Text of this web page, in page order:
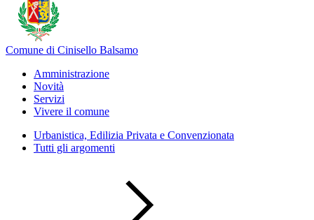
Comune di Cinisello Balsamo
Amministrazione
Novità
Servizi
Vivere il comune
Urbanistica, Edilizia Privata e Convenzionata
Tutti gli argomenti